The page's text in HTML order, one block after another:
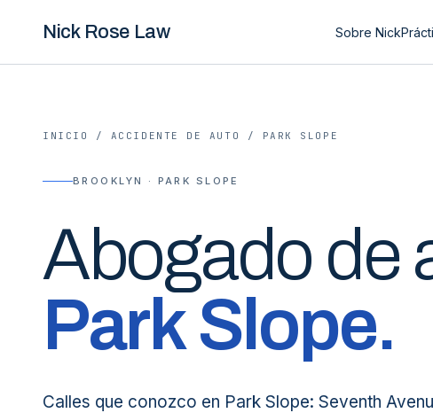
Nick Rose Law Sobre Nick
INICIO / ACCIDENTE DE AUTO / PARK SLOPE
BROOKLYN · PARK SLOPE
Abogado de
Park Slope.
Calles que conozco en Park Slope: Seventh